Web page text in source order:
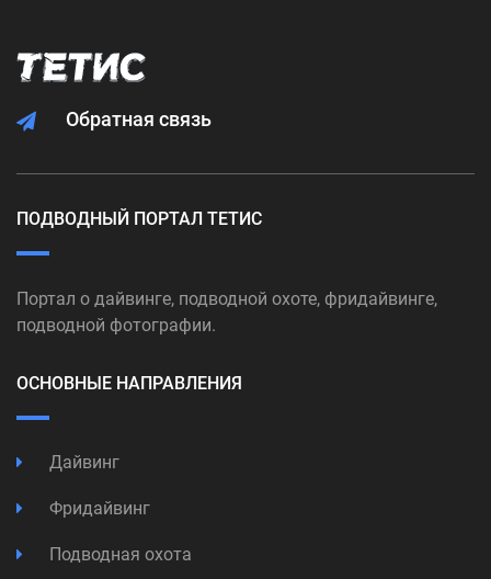
Обратная связь
ПОДВОДНЫЙ ПОРТАЛ ТЕТИС
Портал о дайвинге, подводной охоте, фридайвинге,
подводной фотографии.
ОСНОВНЫЕ НАПРАВЛЕНИЯ
Дайвинг
Фридайвинг
Подводная охота